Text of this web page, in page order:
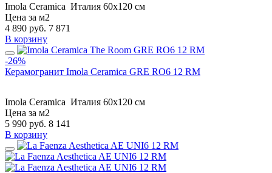
Imola Ceramica Италия 60x120 см
Цена за м2
4 890 руб. 7 871
В корзину
-26%
Керамогранит Imola Ceramica GRE RO6 12 RM
Imola Ceramica Италия 60x120 см
Цена за м2
5 990 руб. 8 141
В корзину